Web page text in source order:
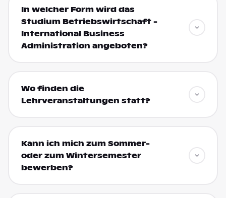
In welcher Form wird das
Studium Betriebswirtschaft -
International Business
Administration angeboten?
Wo finden die
Lehrveranstaltungen statt?
Kann ich mich zum Sommer-
oder zum Wintersemester
bewerben?